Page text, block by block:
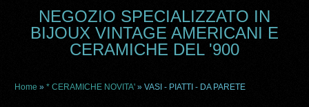
NEGOZIO SPECIALIZZATO IN
BIJOUX VINTAGE AMERICANI E
CERAMICHE DEL '900
Home » * CERAMICHE NOVITA' » VASI - PIATTI - DA PARETE